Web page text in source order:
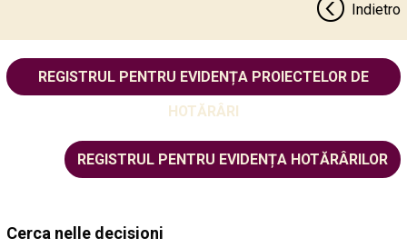
Indietro
REGISTRUL PENTRU EVIDENȚA PROIECTELOR DE
HOTĂRÂRI
REGISTRUL PENTRU EVIDENȚA HOTĂRÂRILOR
Cerca nelle decisioni